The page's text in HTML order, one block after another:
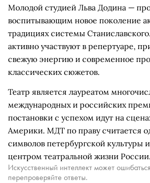
Молодой студией Льва Додина —
воспитывающим новое поколение
традициях системы
активно участвуют в репертуаре,
свежую энергию и современное
классических сюжетов.
Театр является лауреатом
международных и российских
постановки с успехом идут на
Америки. МДТ по праву считается
символов петербургской культуры
центром театральной жизни России.
Искусственный интеллект может
перепроверяйте ответы.